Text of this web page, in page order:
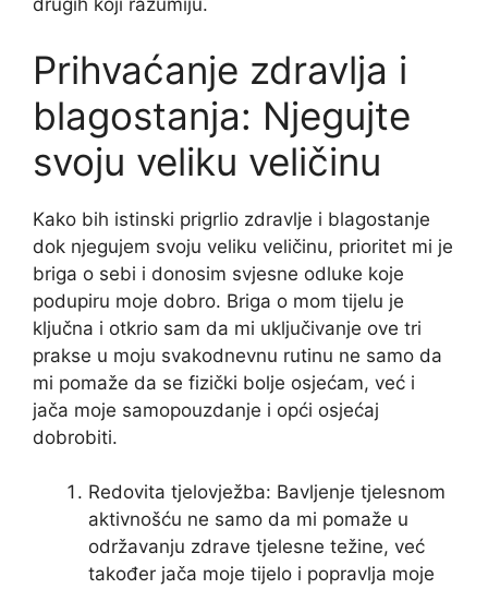
drugih koji razumiju.
Prihvaćanje zdravlja i
blagostanja: Njegujte
svoju veliku veličinu
Kako bih istinski prigrlio zdravlje i blagostanje
dok njegujem svoju veliku veličinu, prioritet mi je
briga o sebi i donosim svjesne odluke koje
podupiru moje dobro. Briga o mom tijelu je
ključna i otkrio sam da mi uključivanje ove tri
prakse u moju svakodnevnu rutinu ne samo da
mi pomaže da se fizički bolje osjećam, već i
jača moje samopouzdanje i opći osjećaj
dobrobiti.
Redovita tjelovježba: Bavljenje tjelesnom
aktivnošću ne samo da mi pomaže u
održavanju zdrave tjelesne težine, već
također jača moje tijelo i popravlja moje